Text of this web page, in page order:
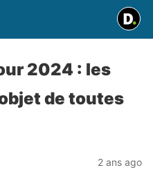
2024 : les
de toutes
2 ans ago